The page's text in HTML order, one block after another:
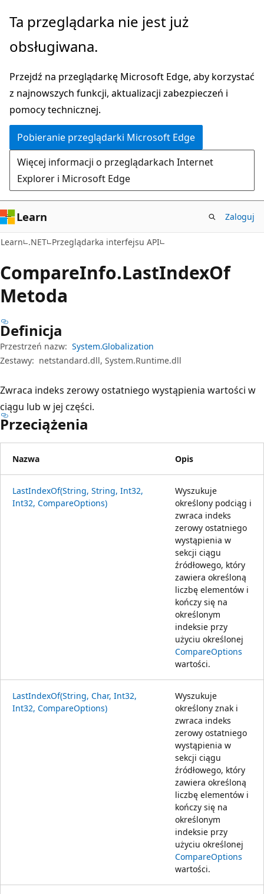
Przejdź
głównej
Przejdź
nawigacji
stronie
Ta przeglądarka nie jest już
obsługiwana.
Przejdź na przeglądarkę Microsoft Edge, aby korzystać
z najnowszych funkcji, aktualizacji zabezpieczeń i
pomocy technicznej.
Pobieranie przeglądarki Microsoft Edge
Więcej informacji o przeglądarkach Internet
Explorer i Microsoft Edge
Learn Zaloguj
Learn .NET Przeglądarka interfejsu API
CompareInfo.LastIndexOf
Metoda
Definicja
Przestrzeń nazw: System.Globalization
Zestawy: netstandard.dll, System.Runtime.dll
Zwraca indeks zerowy ostatniego wystąpienia wartości w
ciągu lub w jej części.
Przeciążenia
Nazwa Opis
LastIndexOf(String, String, Int32,
Int32, CompareOptions)
Wyszukuje
określony podciąg i
zwraca indeks
zerowy ostatniego
wystąpienia w
sekcji ciągu
źródłowego, który
zawiera określoną
liczbę elementów i
kończy się na
określonym
indeksie przy
użyciu określonej
CompareOptions
wartości.
LastIndexOf(String, Char, Int32,
Int32, CompareOptions)
Wyszukuje
określony znak i
zwraca indeks
zerowy ostatniego
wystąpienia w
sekcji ciągu
źródłowego, który
zawiera określoną
liczbę elementów i
kończy się na
określonym
indeksie przy
użyciu określonej
CompareOptions
wartości.